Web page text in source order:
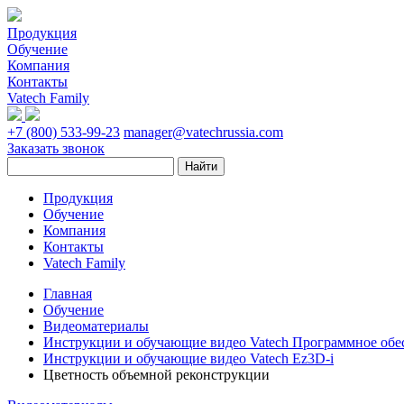
Продукция
Обучение
Компания
Контакты
Vatech Family
+7 (800) 533-99-23 manager@vatechrussia.com
Заказать звонок
Продукция
Обучение
Компания
Контакты
Vatech Family
Главная
Обучение
Видеоматериалы
Инструкции и обучающие видео Vatech Программное
Инструкции и обучающие видео Vatech Ez3D-i
Цветность объемной реконструкции